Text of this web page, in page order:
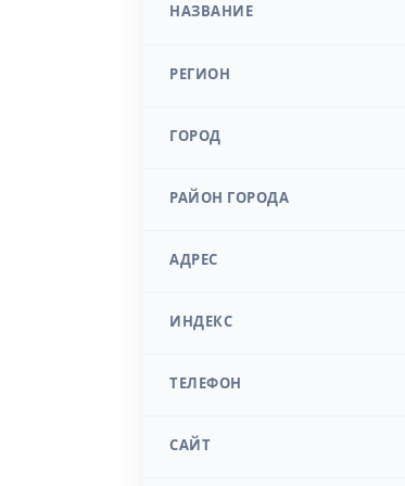
НАЗВАНИЕ
РЕГИОН
ГОРОД
РАЙОН ГОРОДА
АДРЕС
ИНДЕКС
ТЕЛЕФОН
САЙТ